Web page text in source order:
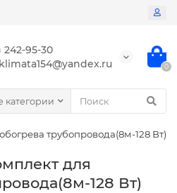
242-95-30
0
категории
трубопровода(8м-128 Вт)
для
128 Вт)